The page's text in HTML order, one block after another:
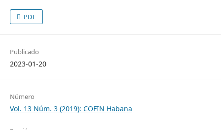
PDF
Publicado
2023-01-20
Número
Vol. 13 Núm. 3 (2019): COFIN Habana